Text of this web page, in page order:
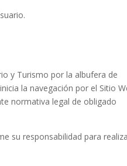
y Turismo por la albufera de
la navegación por el Sitio
normativa legal de obligado
su responsabilidad para